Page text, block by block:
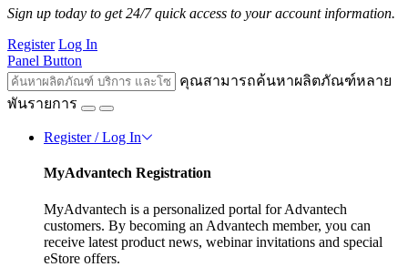
Sign up today to get 24/7 quick access to your account information.
Register Log In
Panel Button
คุณสามารถค้นหาผลิตภัณฑ์หลาย
พันรายการ
Register / Log In
MyAdvantech Registration
MyAdvantech is a personalized portal for Advantech
customers. By becoming an Advantech member, you can
receive latest product news, webinar invitations and special
eStore offers.